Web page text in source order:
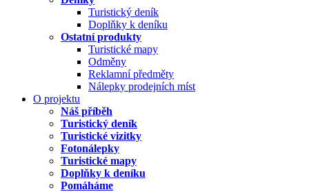
Turistický deník
Doplňky k deníku
Ostatní produkty
Turistické mapy
Odměny
Reklamní předměty
Nálepky prodejních míst
O projektu
Náš příběh
Turistický deník
Turistické vizitky
Fotonálepky
Turistické mapy
Doplňky k deníku
Pomáháme